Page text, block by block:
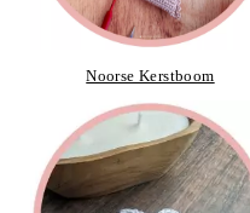
Noorse Kerstboom